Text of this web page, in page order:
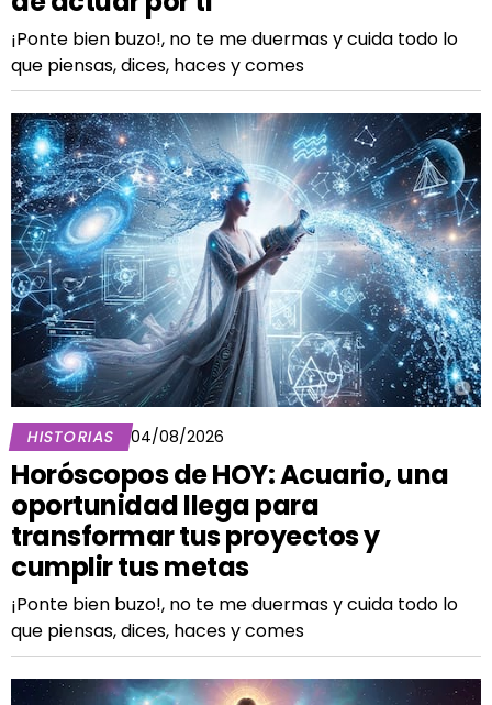
¡Ponte bien buzo!, no te me duermas y cuida todo lo
que piensas, dices, haces y comes
HISTORIAS 04/08/2026
Horóscopos de HOY: Acuario, una
oportunidad llega para
transformar tus proyectos y
cumplir tus metas
¡Ponte bien buzo!, no te me duermas y cuida todo lo
que piensas, dices, haces y comes